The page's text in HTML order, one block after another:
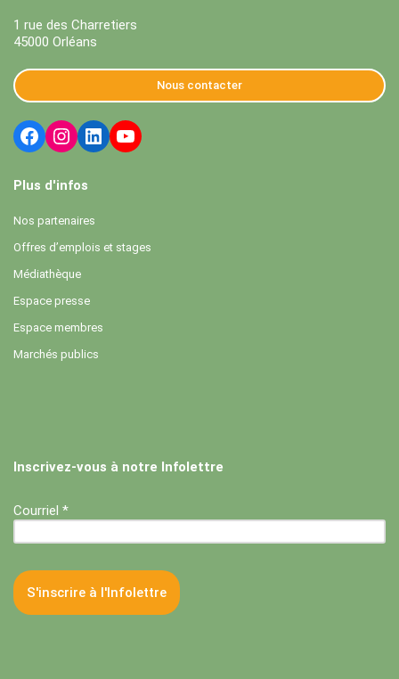
1 rue des Charretiers
45000 Orléans
Nous contacter
Plus d'infos
Nos partenaires
Offres d’emplois et stages
Médiathèque
Espace presse
Espace membres
Marchés publics
Inscrivez-vous à notre Infolettre
Courriel *